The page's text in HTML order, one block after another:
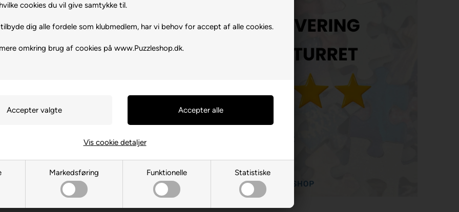
cookies du vil give samtykke til.
dig alle fordele som klubmedlem, har vi behov for accept af alle cookies.
omkring brug af cookies på www.Puzzleshop.dk.
Markedsføring Funktionelle Statistiske
Vis cookie detaljer
57460 Behren-Les-Forbach
Indeholder små dele.